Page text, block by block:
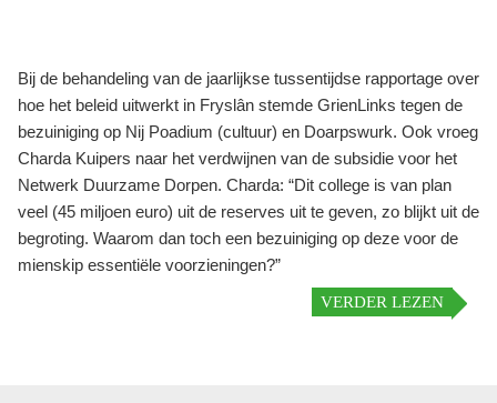
Bij de behandeling van de jaarlijkse tussentijdse rapportage over
hoe het beleid uitwerkt in Fryslân stemde GrienLinks tegen de
bezuiniging op Nij Poadium (cultuur) en Doarpswurk. Ook vroeg
Charda Kuipers naar het verdwijnen van de subsidie voor het
Netwerk Duurzame Dorpen. Charda: “Dit college is van plan
veel (45 miljoen euro) uit de reserves uit te geven, zo blijkt uit de
begroting. Waarom dan toch een bezuiniging op deze voor de
mienskip essentiële voorzieningen?”
VERDER LEZEN